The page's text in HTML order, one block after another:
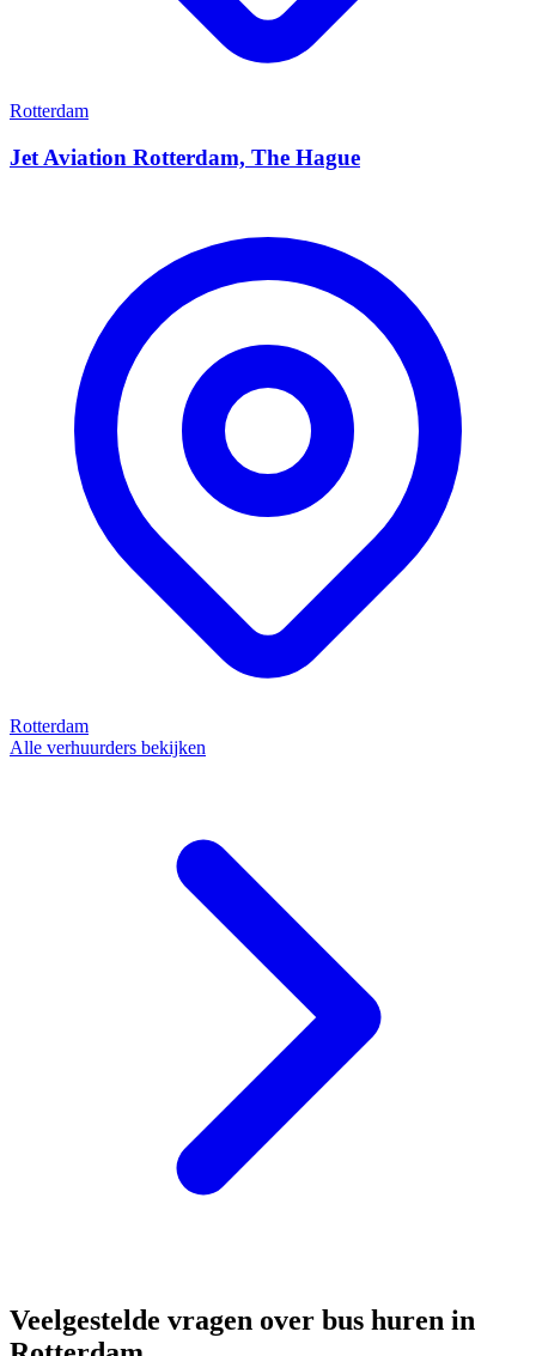
Rotterdam
Jet Aviation Rotterdam, The Hague
Rotterdam
Alle verhuurders bekijken
Veelgestelde vragen over bus huren in